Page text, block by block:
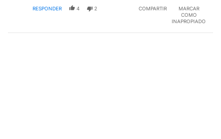
RESPONDER 4 2 COMPARTIR
MARCAR
COMO
INAPROPIADO